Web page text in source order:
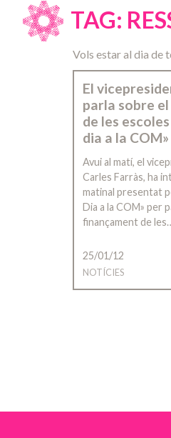
TAG:
Vols estar al dia de
El
parla sobre
de les
dia a la COM»
Avui al matí, el
Carles Farràs, ha
matinal presentat
Dia a la COM» per
finançament de
25/01/12
NOTÍCIES